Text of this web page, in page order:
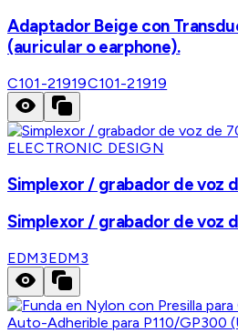
Adaptador Beige con
(auricular o earphone).
C101-21919C101-21919
ELECTRONIC DESIGN
Simplexor / grabador de voz
Simplexor / grabador de voz
EDM3EDM3